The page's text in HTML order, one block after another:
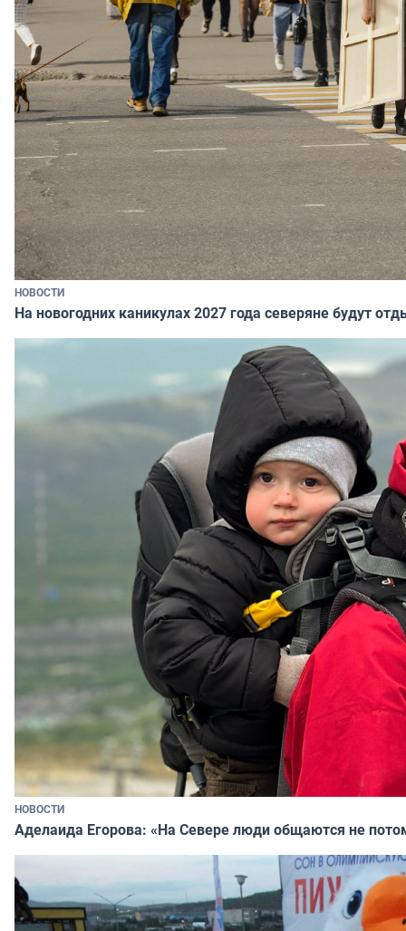
НОВОСТИ
На новогодних каникулах 2027 года северяне будут
НОВОСТИ
Аделаида Егорова: «На Севере люди общаются не